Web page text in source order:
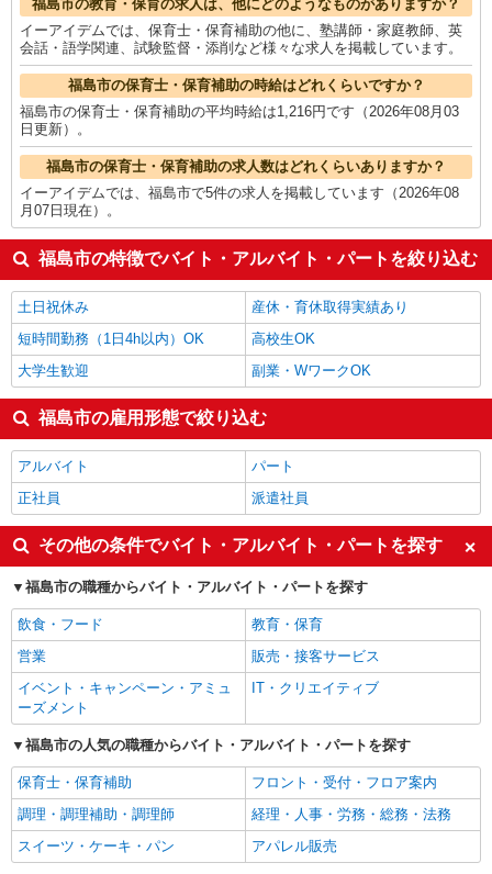
福島市の教育・保育の求人は、他にどのようなものがありますか？
イーアイデムでは、保育士・保育補助の他に、塾講師・家庭教師、英
会話・語学関連、試験監督・添削など様々な求人を掲載しています。
福島市の保育士・保育補助の時給はどれくらいですか？
福島市の保育士・保育補助の平均時給は1,216円です（2026年08月03
日更新）。
福島市の保育士・保育補助の求人数はどれくらいありますか？
イーアイデムでは、福島市で5件の求人を掲載しています（2026年08
月07日現在）。
福島市の特徴でバイト・アルバイト・パートを絞り込む
土日祝休み
産休・育休取得実績あり
短時間勤務（1日4h以内）OK
高校生OK
大学生歓迎
副業・WワークOK
福島市の雇用形態で絞り込む
アルバイト
パート
正社員
派遣社員
その他の条件でバイト・アルバイト・パートを探す
福島市の職種からバイト・アルバイト・パートを探す
飲食・フード
教育・保育
営業
販売・接客サービス
イベント・キャンペーン・アミュ
ーズメント
IT・クリエイティブ
福島市の人気の職種からバイト・アルバイト・パートを探す
保育士・保育補助
フロント・受付・フロア案内
調理・調理補助・調理師
経理・人事・労務・総務・法務
スイーツ・ケーキ・パン
アパレル販売